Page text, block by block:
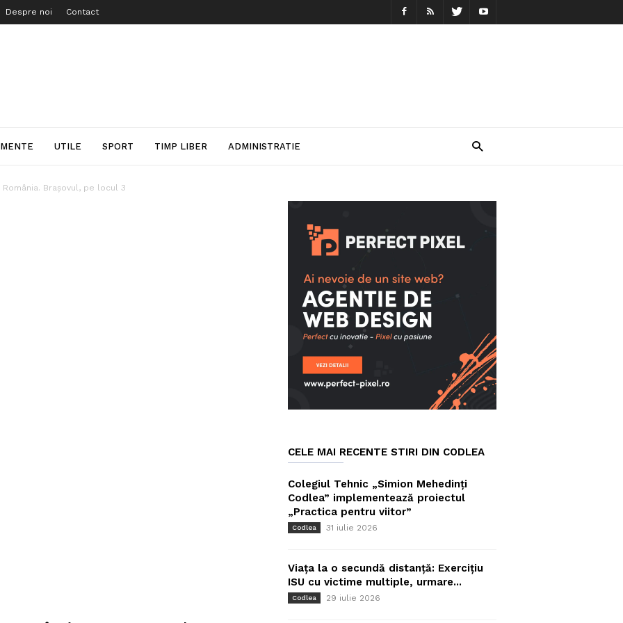
Despre noi Contact
UTILE SPORT TIMP LIBER ADMINISTRATIE
Brașovul, pe locul 3
CELE MAI RECENTE STIRI DIN CODLEA
Colegiul Tehnic „Simion Mehedinți
Codlea” implementează proiectul
„Practica pentru viitor”
Codlea 31 iulie 2026
Viața la o secundă distanță: Exercițiu
ISU cu victime multiple, urmare...
Codlea 29 iulie 2026